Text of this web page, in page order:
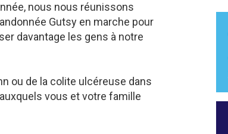
nous nous réunissons
Gutsy en marche pour
davantage les gens à notre
ou de la colite ulcéreuse dans
vous et votre famille